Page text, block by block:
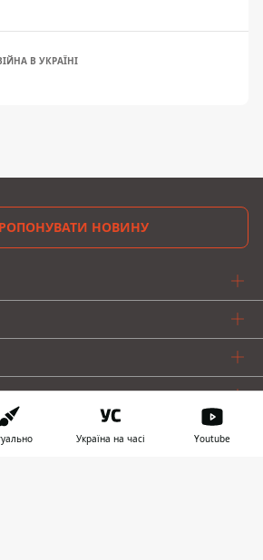
В УКРАЇНІ
НОВИНУ
Україна на часі Youtube